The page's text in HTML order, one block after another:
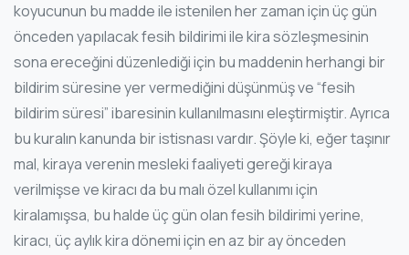
koyucunun bu madde ile istenilen her zaman için üç gün
önceden yapılacak fesih bildirimi ile kira sözleşmesinin
sona ereceğini düzenlediği için bu maddenin herhangi bir
bildirim süresine yer vermediğini düşünmüş ve “fesih
bildirim süresi” ibaresinin kullanılmasını eleştirmiştir. Ayrıca
bu kuralın kanunda bir istisnası vardır. Şöyle ki, eğer taşınır
mal, kiraya verenin mesleki faaliyeti gereği kiraya
verilmişse ve kiracı da bu malı özel kullanımı için
kiralamışsa, bu halde üç gün olan fesih bildirimi yerine,
kiracı, üç aylık kira dönemi için en az bir ay önceden